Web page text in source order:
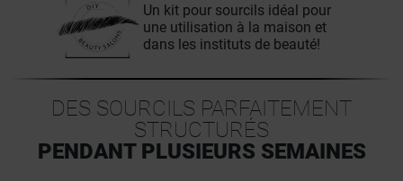
Un kit pour sourcils idéal pour
une utilisation à la maison et
dans les instituts de beauté!
DES SOURCILS PARFAITEMENT
STRUCTURÉS
PENDANT PLUSIEURS SEMAINES